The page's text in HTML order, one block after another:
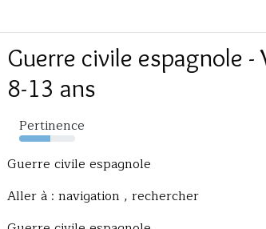
Guerre civile espagnole -
8-13 ans
Pertinence
56%
Guerre civile espagnole
Aller à : navigation , rechercher